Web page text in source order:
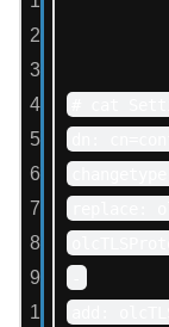
2
3
4
5
6
7
8
9
1